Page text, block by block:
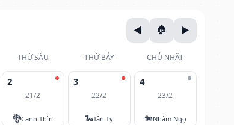
THỨ SÁU THỨ BẢY CHỦ NHẬT
2
21/2
🐉Canh Thìn
3
22/2
🐍Tân Tỵ
4
23/2
🐎Nhâm Ngọ